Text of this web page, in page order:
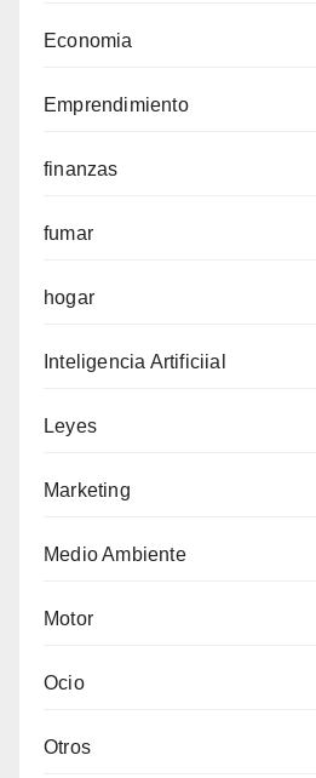
Economia
Emprendimiento
finanzas
fumar
hogar
Inteligencia Artificiial
Leyes
Marketing
Medio Ambiente
Motor
Ocio
Otros